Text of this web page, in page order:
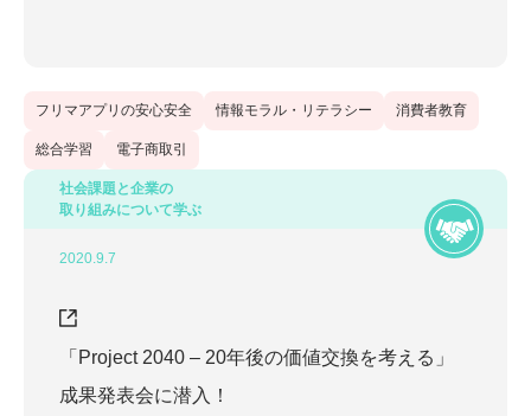
フリマアプリの安心安全 情報モラル・リテラシー 消費者教育
総合学習 電子商取引
社会課題と企業の
取り組みについて学ぶ
2020.9.7
「Project 2040 – 20年後の価値交換を考える」
成果発表会に潜入！